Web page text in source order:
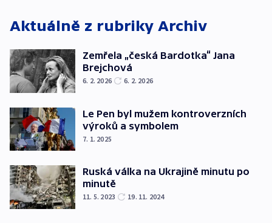
Aktuálně z rubriky Archiv
Zemřela „česká Bardotka“ Jana
Brejchová
6. 2. 2026 6. 2. 2026
Le Pen byl mužem kontroverzních
výroků a symbolem
7. 1. 2025
Ruská válka na Ukrajině minutu po
minutě
11. 5. 2023 19. 11. 2024